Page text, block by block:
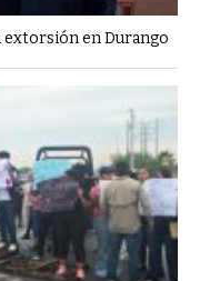
extorsión en Durango